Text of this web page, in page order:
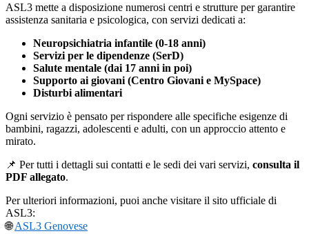
ASL3 mette a disposizione numerosi centri e strutture per garantire
assistenza sanitaria e psicologica, con servizi dedicati a:
Neuropsichiatria infantile (0-18 anni)
Servizi per le dipendenze (SerD)
Salute mentale (dai 17 anni in poi)
Supporto ai giovani (Centro Giovani e MySpace)
Disturbi alimentari
Ogni servizio è pensato per rispondere alle specifiche esigenze di
bambini, ragazzi, adolescenti e adulti, con un approccio attento e
mirato.
📌 Per tutti i dettagli sui contatti e le sedi dei vari servizi, consulta il
PDF allegato.
Per ulteriori informazioni, puoi anche visitare il sito ufficiale di
ASL3:
🌐ASL3 Genovese